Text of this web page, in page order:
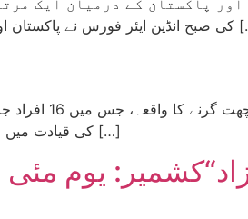
دعویٰ ہے کہ جوابی کاروائی کرتے […]
کی قیادت میں قبضوں، ناکہ بندیوں اور احتجاجوں کا سلسلہ شروع ہو گیا۔ کرپشن کے باعث پیش آنے والے اس سانحے نے […]